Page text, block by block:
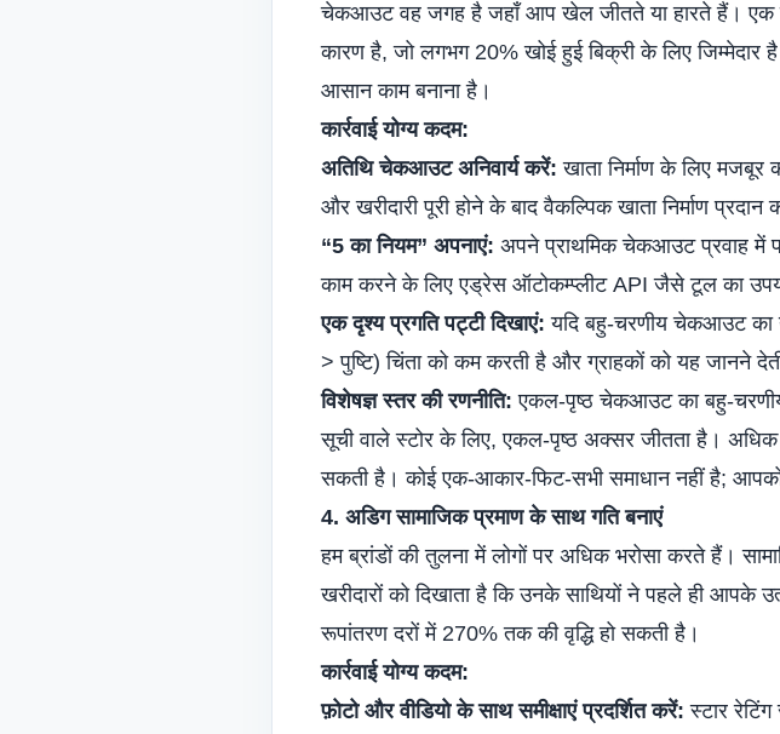
चेकआउट वह जगह है जहाँ आप खेल जीतते या हारते हैं। एक
कारण है, जो लगभग 20% खोई हुई बिक्री के लिए
आसान काम बनाना है।
कार्रवाई योग्य कदम:
अतिथि चेकआउट अनिवार्य करें: खाता निर्माण के लिए
और खरीदारी पूरी होने के बाद वैकल्पिक खाता निर्माण प्रदान
“5 का नियम” अपनाएं: अपने प्राथमिक चेकआउट प्रवाह में
काम करने के लिए एड्रेस ऑटोकम्प्लीट API जैसे टूल का
एक दृश्य प्रगति पट्टी दिखाएं: यदि बहु-चरणीय चेकआउट का
> पुष्टि) चिंता को कम करती है और ग्राहकों को यह जानने
विशेषज्ञ स्तर की रणनीति: एकल-पृष्ठ चेकआउट का बहु-
सूची वाले स्टोर के लिए, एकल-पृष्ठ अक्सर जीतता है। अधिक
सकती है। कोई एक-आकार-फिट-सभी समाधान नहीं है; आपको
4. अडिग सामाजिक प्रमाण के साथ गति बनाएं
हम ब्रांडों की तुलना में लोगों पर अधिक भरोसा करते हैं।
खरीदारों को दिखाता है कि उनके साथियों ने पहले ही आपके
रूपांतरण दरों में 270% तक की वृद्धि हो सकती है।
कार्रवाई योग्य कदम:
फ़ोटो और वीडियो के साथ समीक्षाएं प्रदर्शित करें: स्टार